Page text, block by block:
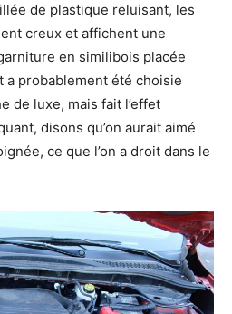
de plastique reluisant, les
creux et affichent une
en similibois placée
a probablement été choisie
de luxe, mais fait l’effet
disons qu’on aurait aimé
ce que l’on a droit dans le